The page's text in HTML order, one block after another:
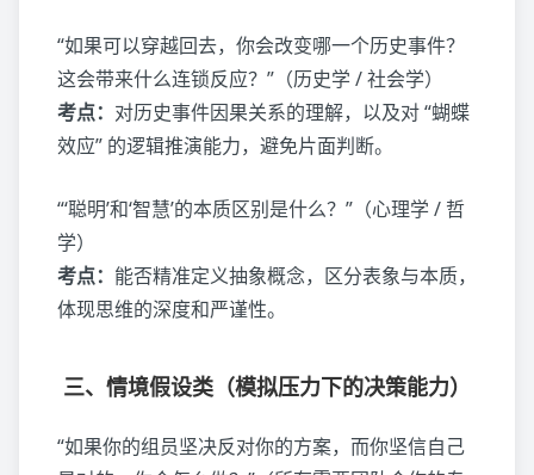
“如果可以穿越回去，你会改变哪一个历史事件？
这会带来什么连锁反应？”（历史学 / 社会学）
考点： 对历史事件因果关系的理解，以及对 “蝴蝶
效应” 的逻辑推演能力，避免片面判断。
“‘聪明’和‘智慧’的本质区别是什么？”（心理学 / 哲
学）
考点： 能否精准定义抽象概念，区分表象与本质，
体现思维的深度和严谨性。
三、情境假设类（模拟压力下的决策能力）
“如果你的组员坚决反对你的方案，而你坚信自己